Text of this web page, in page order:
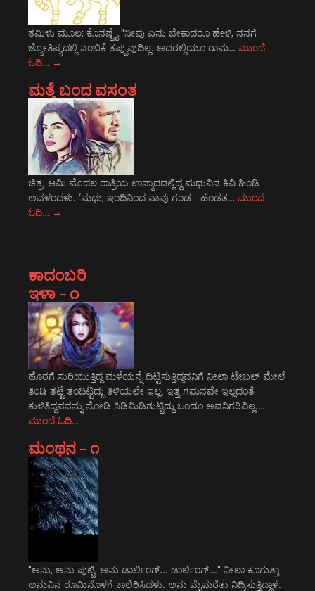
ತಮಿಳು ಮೂಲ: ಕೊನಷ್ಟೈ "ನೀವು ಏನು ಬೇಕಾದರೂ ಹೇಳಿ, ನನಗೆ
ಜ್ಯೋತಿಷ್ಯದಲ್ಲಿ ನಂಬಿಕೆ ತಪ್ಪುವುದಿಲ್ಲ. ಅದರಲ್ಲಿಯೂ ರಾಮ… ಮುಂದೆ
ಓದಿ… →
ಮತ್ತೆ ಬಂದ ವಸಂತ
ಚಿತ್ರ: ಆಮಿ ಮೊದಲ ರಾತ್ರಿಯ ಉನ್ಮಾದದಲ್ಲಿದ್ದ ಮಧುವಿನ ಕಿವಿ ಹಿಂಡಿ
ಅವಳಂದಳು. ‘ಮಧು, ಇಂದಿನಿಂದ ನಾವು ಗಂಡ - ಹೆಂಡತ… ಮುಂದೆ
ಓದಿ… →
ಕಾದಂಬರಿ
ಇಳಾ – ೧
ಹೊರಗೆ ಸುರಿಯುತ್ತಿದ್ದ ಮಳೆಯನ್ನೆ ದಿಟ್ಟಿಸುತ್ತಿದ್ದವನಿಗೆ ನೀಲಾ ಟೇಬಲ್ ಮೇಲೆ
ತಿಂಡಿ ತಟ್ಟೆ ತಂದಿಟ್ಟಿದ್ದು ತಿಳಿಯಲೇ ಇಲ್ಲ. ಇತ್ತ ಗಮನವೇ ಇಲ್ಲದಂತೆ
ಕುಳಿತಿದ್ದವನನ್ನು ನೋಡಿ ಸಿಡಿಮಿಡಿಗುಟ್ಟಿದ್ದು ಒಂದೂ ಅವನಿಗರಿವಿಲ್ಲ.…
ಮುಂದೆ ಓದಿ…
ಮಂಥನ – ೧
"ಅನು, ಅನು ಪುಟ್ಟಿ, ಅನು ಡಾರ್ಲಿಂಗ್... ಡಾರ್ಲಿಂಗ್..." ನೀಲಾ ಕೂಗುತ್ತಾ
ಅನುವಿನ ರೂಮಿನೊಳಗೆ ಕಾಲಿರಿಸಿದಳು. ಅನು ಮೈಮರೆತು ನಿದ್ರಿಸುತ್ತಿದ್ದಾಳೆ.